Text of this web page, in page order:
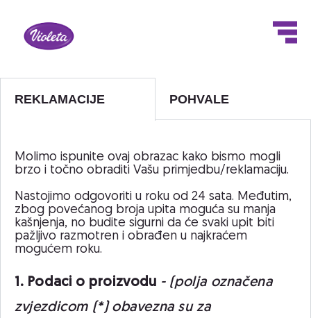
REKLAMACIJE POHVALE
Molimo ispunite ovaj obrazac kako bismo mogli
brzo i točno obraditi Vašu primjedbu/reklamaciju.
Nastojimo odgovoriti u roku od 24 sata. Međutim,
zbog povećanog broja upita moguća su manja
kašnjenja, no budite sigurni da će svaki upit biti
pažljivo razmotren i obrađen u najkraćem
mogućem roku.
1. Podaci o proizvodu - (polja označena
zvjezdicom (*) obavezna su za